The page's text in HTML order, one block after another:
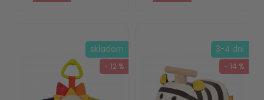
skladom
- 12 %
3-4 dni
- 14 %